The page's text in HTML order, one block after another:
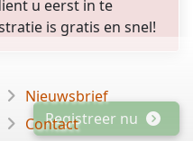
u eerst in te
is gratis en snel!
Registreer nu
Nieuwsbrief
Contact